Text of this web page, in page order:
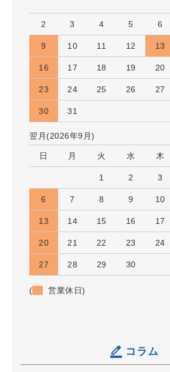
2 3 4 5 6
9 10 11 12 13
16 17 18 19 20
23 24 25 26 27
30 31
翌月(2026年9月)
日 月 火 水 木
1 2 3
6 7 8 9 10
13 14 15 16 17
20 21 22 23 24
27 28 29 30
( 営業休日)
コラム